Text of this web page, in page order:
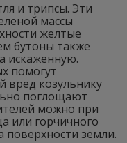
и трипсы. Эти
массы
желтые
бутоны также
искаженную.
помогут
вред козульнику
поглощают
можно при
или горчичного
земли.